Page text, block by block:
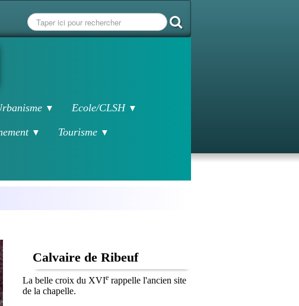
▼ Ecole/CLSH ▼
▼ Tourisme ▼
Calvaire de Ribeuf
La belle croix du XVIerappelle l'ancien site
de la chapelle.